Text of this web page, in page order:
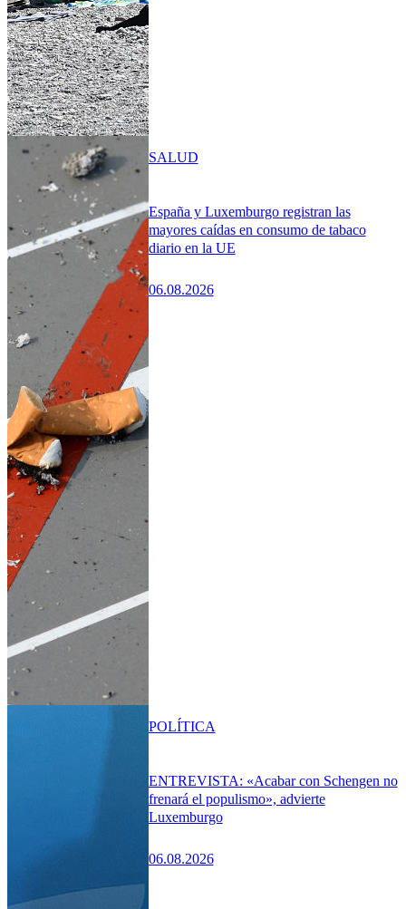
España y Luxemburgo registran las
mayores caídas en consumo de tabaco
diario en la UE
06.08.2026
SALUD
ENTREVISTA: «Acabar con Schengen no
frenará el populismo», advierte
Luxemburgo
06.08.2026
POLÍTICA